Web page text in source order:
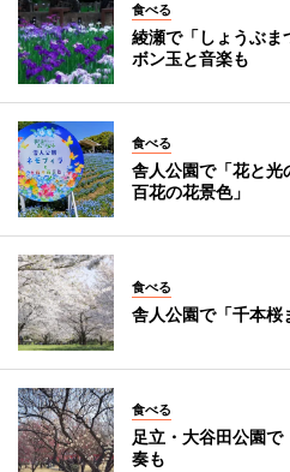
食べる
綾瀬で「しょうぶ
ボン玉と音楽も
食べる
舎人公園で「花と光
百花の花景色」
食べる
舎人公園で「千本
食べる
足立・大谷田公園
奏も